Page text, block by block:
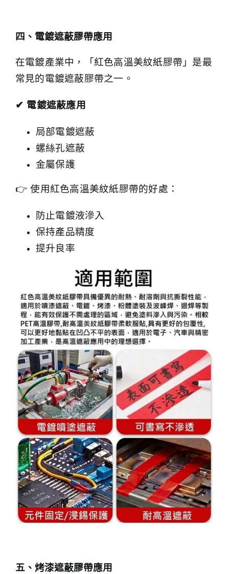
四、電鍍遮蔽膠帶應用
在電鍍產業中，「紅色高溫美紋紙膠帶」是最
常見的電鍍遮蔽膠帶之一。
✔ 電鍍遮蔽應用
局部電鍍遮蔽
螺絲孔遮蔽
金屬保護
👉 使用紅色高溫美紋紙膠帶的好處：
防止電鍍液滲入
保持產品精度
提升良率
五、烤漆遮蔽膠帶應用